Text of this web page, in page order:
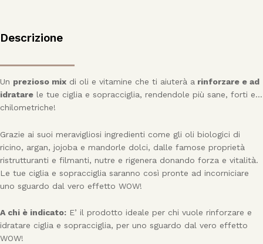
Descrizione
Un prezioso mix di oli e vitamine che ti aiuterà a rinforzare e ad
idratare le tue ciglia e sopracciglia, rendendole più sane, forti e…
chilometriche!
Grazie ai suoi meravigliosi ingredienti come gli oli biologici di
ricino, argan, jojoba e mandorle dolci, dalle famose proprietà
ristrutturanti e filmanti, nutre e rigenera donando forza e vitalità.
Le tue ciglia e sopracciglia saranno così pronte ad incorniciare
uno sguardo dal vero effetto WOW!
A chi è indicato: E’ il prodotto ideale per chi vuole rinforzare e
idratare ciglia e sopracciglia, per uno sguardo dal vero effetto
WOW!